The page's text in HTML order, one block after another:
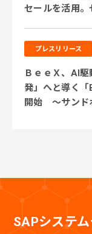
セールを活用。
プレスリリース
ＢｅｅＸ、AI
発」へと導く
開始 ～サンド
SAPシステ